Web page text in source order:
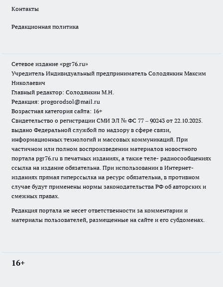
Контакты
Редакционная политика
Сетевое издание «pgr76.ru»
Учредитель Индивидуальный предприниматель Солодянкин Максим
Николаевич
Главный редактор: Солодянкин М.Н.
Редакция: progorodsol@mail.ru
Возрастная категория сайта: 16+
Свидетельство о регистрации СМИ ЭЛ № ФС 77 – 90243 от 22.10.2025.
выдано Федеральной службой по надзору в сфере связи,
информационных технологий и массовых коммуникаций. При
частичном или полном воспроизведении материалов новостного
портала pgr76.ru в печатных изданиях, а также теле- радиосообщениях
ссылка на издание обязательна. При использовании в Интернет-
изданиях прямая гиперссылка на ресурс обязательна, в противном
случае будут применены нормы законодательства РФ об авторских и
смежных правах.
Редакция портала не несет ответственности за комментарии и
материалы пользователей, размещенные на сайте и его субдоменах.
16+